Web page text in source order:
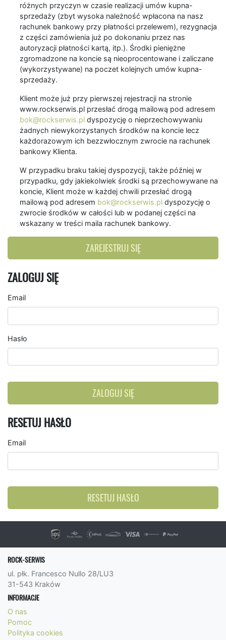
różnych przyczyn w czasie realizacji umów kupna-
sprzedaży (zbyt wysoka należność wpłacona na nasz
rachunek bankowy przy płatności przelewem), rezygnacja
z części zamówienia już po dokonaniu przez nas
autoryzacji płatności kartą, itp.). Środki pieniężne
zgromadzone na koncie są nieoprocentowane i zaliczane
(wykorzystywane) na poczet kolejnych umów kupna-
sprzedaży.
Klient może już przy pierwszej rejestracji na stronie
www.rockserwis.pl przesłać drogą mailową pod adresem
bok@rockserwis.pl dyspozycję o nieprzechowywaniu
żadnych niewykorzystanych środków na koncie lecz
każdorazowym ich bezzwłocznym zwrocie na rachunek
bankowy Klienta.
W przypadku braku takiej dyspozycji, także później w
przypadku, gdy jakiekolwiek środki są przechowywane na
koncie, Klient może w każdej chwili przesłać drogą
mailową pod adresem bok@rockserwis.pl dyspozycję o
zwrocie środków w całości lub w podanej części na
wskazany w treści maila rachunek bankowy.
ZAREJESTRUJ SIĘ
ZALOGUJ SIĘ
Email
Hasło
ZALOGUJ SIĘ
RESETUJ HASŁO
Email
RESETUJ HASŁO
ROCK-SERWIS
ul. płk. Francesco Nullo 28/LU3
31-543 Kraków
INFORMACJE
O nas
Pomoc
Polityka cookies